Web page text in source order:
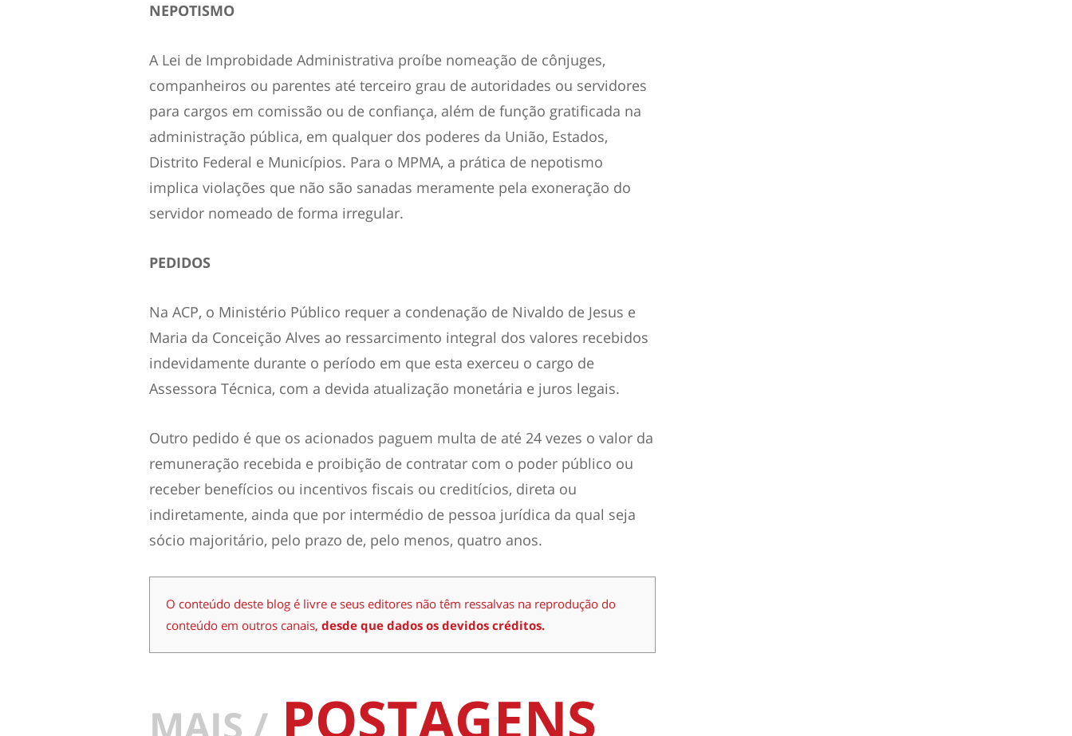
NEPOTISMO
A Lei de Improbidade Administrativa proíbe nomeação de cônjuges,
companheiros ou parentes até terceiro grau de autoridades ou servidores
para cargos em comissão ou de confiança, além de função gratificada na
administração pública, em qualquer dos poderes da União, Estados,
Distrito Federal e Municípios. Para o MPMA, a prática de nepotismo
implica violações que não são sanadas meramente pela exoneração do
servidor nomeado de forma irregular.
PEDIDOS
Na ACP, o Ministério Público requer a condenação de Nivaldo de Jesus e
Maria da Conceição Alves ao ressarcimento integral dos valores recebidos
indevidamente durante o período em que esta exerceu o cargo de
Assessora Técnica, com a devida atualização monetária e juros legais.
Outro pedido é que os acionados paguem multa de até 24 vezes o valor da
remuneração recebida e proibição de contratar com o poder público ou
receber benefícios ou incentivos fiscais ou creditícios, direta ou
indiretamente, ainda que por intermédio de pessoa jurídica da qual seja
sócio majoritário, pelo prazo de, pelo menos, quatro anos.
O conteúdo deste blog é livre e seus editores não têm ressalvas na reprodução do
conteúdo em outros canais, desde que dados os devidos créditos.
MAIS / POSTAGENS